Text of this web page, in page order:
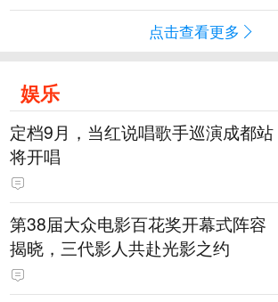
点击查看更多
娱乐
定档9月，当红说唱歌手巡演成都站
将开唱
第38届大众电影百花奖开幕式阵容
揭晓，三代影人共赴光影之约